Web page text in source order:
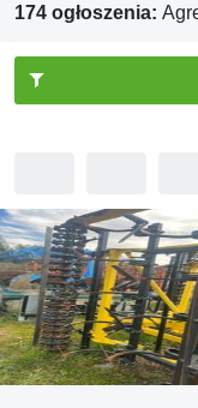
174 ogłoszenia: